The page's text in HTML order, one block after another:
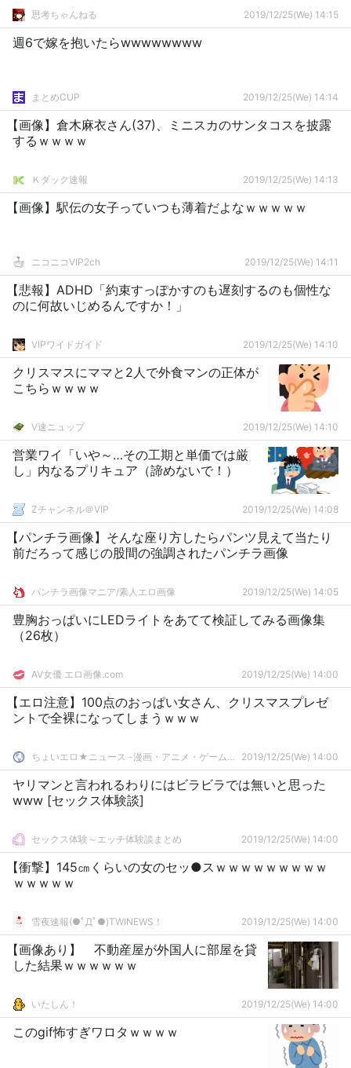
思考ちゃんねる 2019/12/25(We) 14:15
週6で嫁を抱いたらwwwwwwww
まとめCUP 2019/12/25(We) 14:14
【画像】倉木麻衣さん(37)、ミニスカのサンタコスを披露
するｗｗｗｗ
Ｋダック速報 2019/12/25(We) 14:13
【画像】駅伝の女子っていつも薄着だよなｗｗｗｗｗ
ニコニコVIP2ch 2019/12/25(We) 14:11
【悲報】ADHD「約束すっぽかすのも遅刻するのも個性な
のに何故いじめるんですか！」
VIPワイドガイド 2019/12/25(We) 14:10
クリスマスにママと2人で外食マンの正体が
こちらｗｗｗｗ
V速ニュップ 2019/12/25(We) 14:10
営業ワイ「いや～…その工期と単価では厳
し」内なるプリキュア（諦めないで！）
Zチャンネル＠VIP 2019/12/25(We) 14:08
【パンチラ画像】そんな座り方したらパンツ見えて当たり
前だろって感じの股間の強調されたパンチラ画像
パンチラ画像マニア/素人エロ画像 2019/12/25(We) 14:05
豊胸おっぱいにLEDライトをあてて検証してみる画像集
（26枚）
AV女優 エロ画像.com 2019/12/25(We) 14:00
【エロ注意】100点のおっぱい女さん、クリスマスプレゼ
ントで全裸になってしまうｗｗｗ
ちょいエロ★ニュース -漫画・アニメ・ゲームまとめ- 2019/12/25(We) 14:00
ヤリマンと言われるわりにはビラビラでは無いと思った
www [セックス体験談]
セックス体験～エッチ体験談まとめ 2019/12/25(We) 14:00
【衝撃】145㎝くらいの女のセッ●スｗｗｗｗｗｗｗｗｗ
ｗｗｗｗｗ
雪夜速報(●ﾟДﾟ●)TWINEWS！ 2019/12/25(We) 14:00
【画像あり】 不動産屋が外国人に部屋を貸
した結果ｗｗｗｗｗｗ
いたしん！ 2019/12/25(We) 14:00
このgif怖すぎワロタｗｗｗｗ